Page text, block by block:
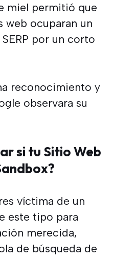
miel permitió que
web ocuparan un
por un corto
reconocimiento y
observara su
si tu Sitio Web
víctima de un
este tipo para
merecida,
de búsqueda de